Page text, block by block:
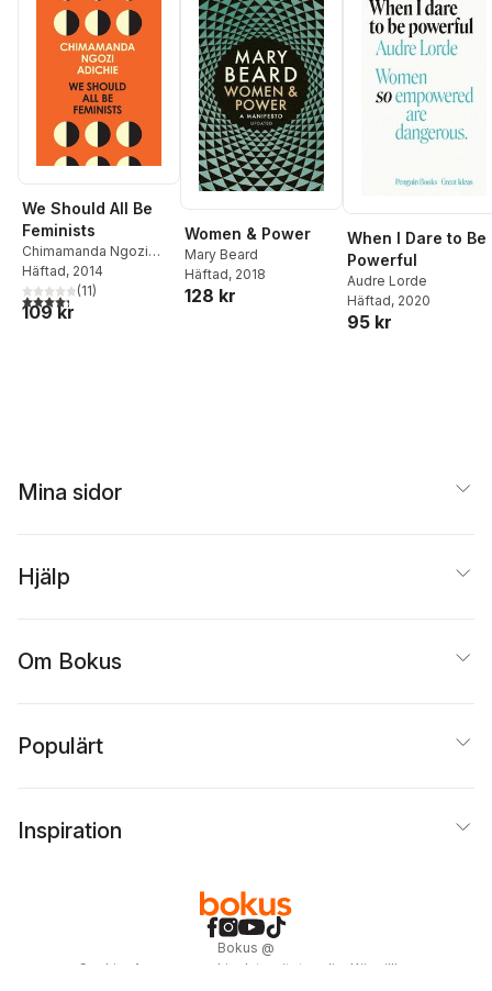
We Should All Be
Feminists
Chimamanda Ngozi
Adichie
Häftad, 2014
4,3utav 5 stjärnor. Totalt antal röster:
(11)
109 kr
Women & Power
Mary Beard
Häftad, 2018
128 kr
When I Dare to Be
Powerful
Audre Lorde
Häftad, 2020
95 kr
Mina sidor
Hjälp
Om Bokus
Populärt
Inspiration
Bokus @
Cookies
Anpassa cookies Integritetspolicy Köpvillkor